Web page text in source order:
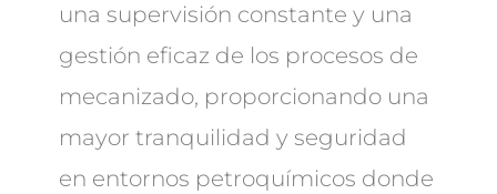
una supervisión constante y una
gestión eficaz de los procesos de
mecanizado, proporcionando una
mayor tranquilidad y seguridad
en entornos petroquímicos donde